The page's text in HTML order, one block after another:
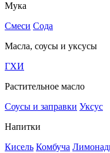
Мука
Смеси Сода
Масла, соусы и уксусы
ГХИ
Растительное масло
Соусы и заправки Уксус
Напитки
Кисель Комбуча